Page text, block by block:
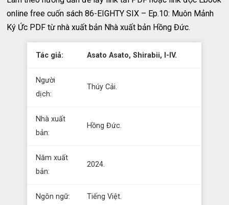
online free cuốn sách 86-EIGHTY SIX – Ep.10: Muôn Mảnh
Ký Ức PDF từ nhà xuất bản Nhà xuất bản Hồng Đức.
Tác giả: Asato Asato, Shirabii, I-IV.
Người
dịch:
Thúy Cải.
Nhà xuất
bản:
Hồng Đức.
Năm xuất
bản:
2024.
Ngôn ngữ: Tiếng Việt.